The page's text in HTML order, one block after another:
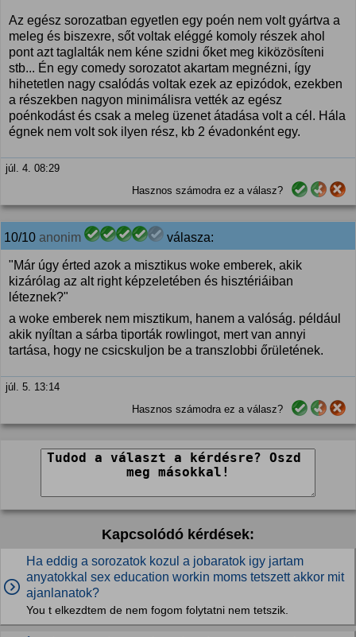
Az egész sorozatban egyetlen egy poén nem volt gyártva a
meleg és biszexre, sőt voltak eléggé komoly részek ahol
pont azt taglalták nem kéne szidni őket meg kiközösíteni
stb... Én egy comedy sorozatot akartam megnézni, így
hihetetlen nagy csalódás voltak ezek az epizódok, ezekben
a részekben nagyon minimálisra vették az egész
poénkodást és csak a meleg üzenet átadása volt a cél. Hála
égnek nem volt sok ilyen rész, kb 2 évadonként egy.
júl. 4. 08:29
Hasznos számodra ez a válasz?
10/10 anonim válasza:
"Már úgy érted azok a misztikus woke emberek, akik
kizárólag az alt right képzeletében és hisztériáiban
léteznek?"
a woke emberek nem misztikum, hanem a valóság. például
akik nyíltan a sárba tiporták rowlingot, mert van annyi
tartása, hogy ne csicskuljon be a transzlobbi őrületének.
júl. 5. 13:14
Hasznos számodra ez a válasz?
Kapcsolódó kérdések:
Ha eddig a sorozatok kozul a jobaratok igy jartam
anyatokkal sex education workin moms tetszett akkor mit
ajanlanatok?
You t elkezdtem de nem fogom folytatni nem tetszik.